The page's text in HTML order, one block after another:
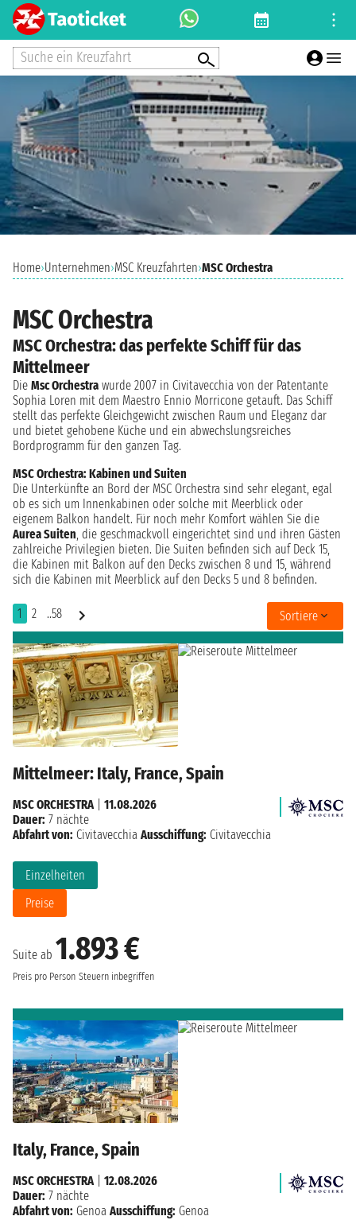
Suche ein Kreuzfahrt
Home›Unternehmen›MSC Kreuzfahrten›MSC Orchestra
MSC Orchestra
MSC Orchestra: das perfekte Schiff für das
Mittelmeer
Die Msc Orchestra wurde 2007 in Civitavecchia von der Patentante
Sophia Loren mit dem Maestro Ennio Morricone getauft. Das Schiff
stellt das perfekte Gleichgewicht zwischen Raum und Eleganz dar
und bietet gehobene Küche und ein abwechslungsreiches
Bordprogramm für den ganzen Tag.
MSC Orchestra: Kabinen und Suiten
Die Unterkünfte an Bord der MSC Orchestra sind sehr elegant, egal
ob es sich um Innenkabinen oder solche mit Meerblick oder
eigenem Balkon handelt. Für noch mehr Komfort wählen Sie die
Aurea Suiten, die geschmackvoll eingerichtet sind und ihren Gästen
zahlreiche Privilegien bieten. Die Suiten befinden sich auf Deck 15,
die Kabinen mit Balkon auf den Decks zwischen 8 und 15, während
sich die Kabinen mit Meerblick auf den Decks 5 und 8 befinden.
1 2 ..58 Sortiere
Mittelmeer: Italy, France, Spain
Suite ab 1.893 €
Preis pro Person Steuern inbegriffen
Einzelheiten
Preise
MSC ORCHESTRA
11.08.2026
Dauer: 7 nächte
Abfahrt von: Civitavecchia Ausschiffung: Civitavecchia
Italy, France, Spain
MSC ORCHESTRA| 12.08.2026
Dauer: 7 nächte
Abfahrt von: Genoa Ausschiffung: Genoa